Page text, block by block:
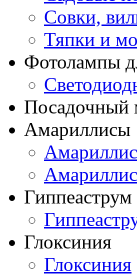
Совки,
Тяпки и
Фотолампы
Посадочный
Амариллисы
Гиппеаструм
Глоксиния
Глоксиния